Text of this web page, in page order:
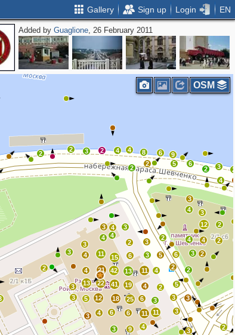
Gallery Sign up Login EN
Added byGuaglione, 26 February 2011
2
3 13
4
4 11
3
3
4 4
4
3 3
2
2 2
3 4
2
2 5
9
6
6
8
4
3
4
2
3
4
12
3
2
4 2
3
3
5
2
2
2
4
3
6
5
2
3
3
11
6
2
15
42
13
4
4 2
3
6
25
11
6
18
41 19
22
21
12
4
5
3
3 6
3
9
4
11 3
3 2
OSM